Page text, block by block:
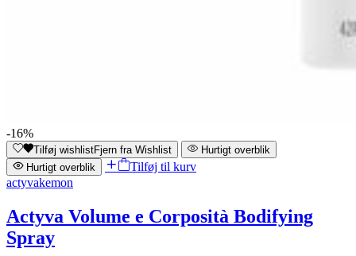
-16%
Tilføj wishlistFjern fra Wishlist
Hurtigt overblik
Hurtigt overblik
Tilføj til kurv
actyvakemon
Actyva Volume e Corposità Bodifying
Spray